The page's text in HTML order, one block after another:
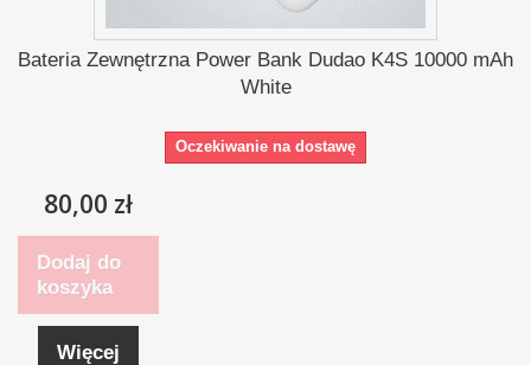
Bateria Zewnętrzna Power Bank Dudao K4S 10000 mAh
White
Oczekiwanie na dostawę
80,00 zł
Dodaj do
koszyka
Więcej